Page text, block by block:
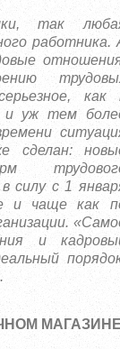
так
работника.
как
и уж тем
сделан:
силу с 1
и чаще как
и